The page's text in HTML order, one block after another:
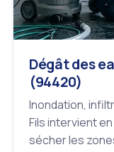
Dégât des
(94420)
Inondation,
Fils intervient
sécher les